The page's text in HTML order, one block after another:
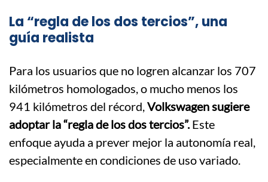
La “regla de los dos tercios”, una
guía realista
Para los usuarios que no logren alcanzar los 707
kilómetros homologados, o mucho menos los
941 kilómetros del récord,Volkswagen sugiere
adoptar la “regla de los dos tercios”.Este
enfoque ayuda a prever mejor la autonomía real,
especialmente en condiciones de uso variado.